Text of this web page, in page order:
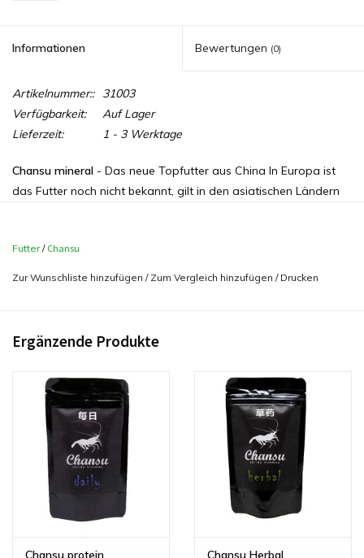
Informationen Bewertungen (0)
Artikelnummer::
31003
Verfügbarkeit:
Auf Lager
Lieferzeit:
1 - 3 Werktage
Chansu mineral - Das neue Topfutter aus China In Europa ist
das Futter noch nicht bekannt, gilt in den asiatischen Ländern
gerecht zu werden entwickelt
Farben und beste Zuchtergebnisse zu erreichen, seine eigene
können wir Ihnen in unserem Shop die ersten Produkte aus
dieser Linie anbieten. Die
Qualität aller verwendeten Materialien und Inhaltsstoffe,für
beste Ergebnisse bei der Garnelenzucht.
It´s Cookie Time!
Chansu mineral sind schmackhafte Futtersnacks, nach original
Rezeptur von Chansu, aus Asien in Cookie Form. Chansu
mineral liefert alle benötigten Mineralstoffe für eine gesunde
Häutung und zur Unterstützung des Panzeraufbau.
1 Cookie pro 30 Tiere. Übriggebliebene Futterreste, sollte man
Futter/ Chansu
Zur Wunschliste hinzufügen / Zum Vergleich hinzufügen / Drucken
Ergänzende Produkte
Chansu protein
Chansu Herbal